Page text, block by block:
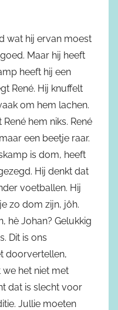
wat hij ervan moest
Maar hij heeft
heeft hij een
René. Hij knuffelt
om hem lachen.
hem niks. René
een beetje raar.
is dom, heeft
Hij denkt dat
voetballen. Hij
zo dom zijn, jôh.
hè Johan? Gelukkig
Dit is ons
doorvertellen,
het niet met
dat is slecht voor
Jullie moeten